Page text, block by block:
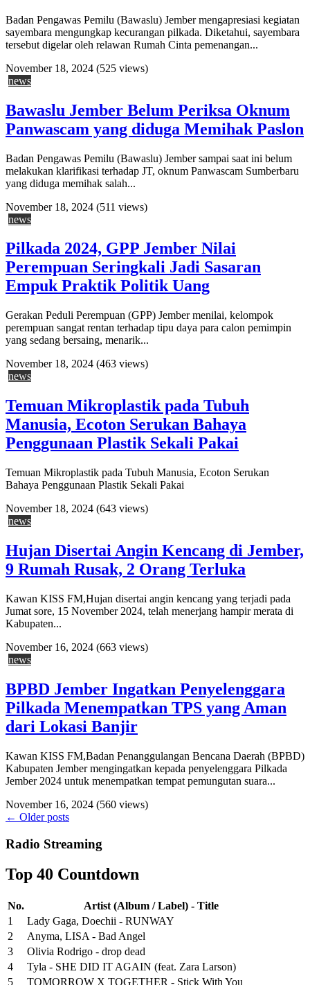
Badan Pengawas Pemilu (Bawaslu) Jember mengapresiasi kegiatan
sayembara mengungkap kecurangan pilkada. Diketahui, sayembara
tersebut digelar oleh relawan Rumah Cinta pemenangan...
November 18, 2024 (525 views)
news
Bawaslu Jember Belum Periksa Oknum
Panwascam yang diduga Memihak Paslon
Badan Pengawas Pemilu (Bawaslu) Jember sampai saat ini belum
melakukan klarifikasi terhadap JT, oknum Panwascam Sumberbaru
yang diduga memihak salah...
November 18, 2024 (511 views)
news
Pilkada 2024, GPP Jember Nilai
Perempuan Seringkali Jadi Sasaran
Empuk Praktik Politik Uang
Gerakan Peduli Perempuan (GPP) Jember menilai, kelompok
perempuan sangat rentan terhadap tipu daya para calon pemimpin
yang sedang bersaing, menarik...
November 18, 2024 (463 views)
news
Temuan Mikroplastik pada Tubuh
Manusia, Ecoton Serukan Bahaya
Penggunaan Plastik Sekali Pakai
Temuan Mikroplastik pada Tubuh Manusia, Ecoton Serukan
Bahaya Penggunaan Plastik Sekali Pakai
November 18, 2024 (643 views)
news
Hujan Disertai Angin Kencang di Jember,
9 Rumah Rusak, 2 Orang Terluka
Kawan KISS FM,Hujan disertai angin kencang yang terjadi pada
Jumat sore, 15 November 2024, telah menerjang hampir merata di
Kabupaten...
November 16, 2024 (663 views)
news
BPBD Jember Ingatkan Penyelenggara
Pilkada Menempatkan TPS yang Aman
dari Lokasi Banjir
Kawan KISS FM,Badan Penanggulangan Bencana Daerah (BPBD)
Kabupaten Jember mengingatkan kepada penyelenggara Pilkada
Jember 2024 untuk menempatkan tempat pemungutan suara...
November 16, 2024 (560 views)
← Older posts
Radio Streaming
Top 40 Countdown
No.
Artist (Album / Label) - Title
1
Lady Gaga, Doechii - RUNWAY
2
Anyma, LISA - Bad Angel
3
Olivia Rodrigo - drop dead
4
Tyla - SHE DID IT AGAIN (feat. Zara Larson)
5
TOMORROW X TOGETHER - Stick With You